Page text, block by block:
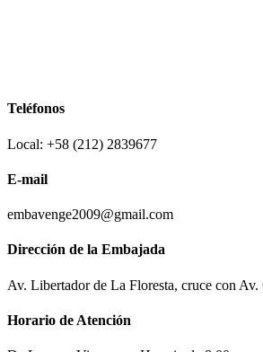
Teléfonos
Local: +58 (212) 2839677
E-mail
embavenge2009@gmail.com
Dirección de la Embajada
Av. Libertador de La Floresta, cruce con
Horario de Atención